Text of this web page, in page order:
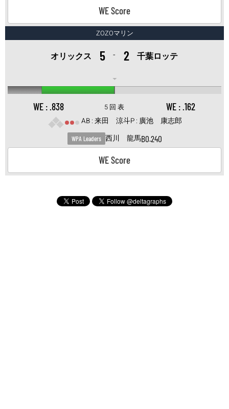
WE Score
ZOZOマリン
オリックス 5 - 2 千葉ロッテ
.838 5 回 表 .162
来田 涼斗 廣池 康志郎
WPA Leaders 西川 龍馬B0.240
WE Score